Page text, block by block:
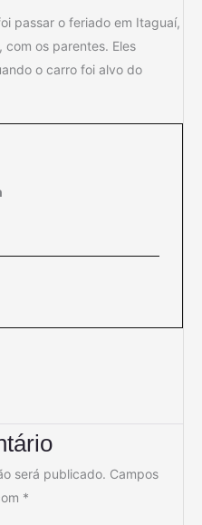
passar o feriado em Itaguaí,
com os parentes. Eles
o carro foi alvo do
será publicado. Campos
*